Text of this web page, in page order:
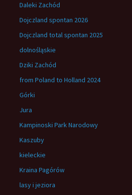
Daleki Zachód
Dojczland spontan 2026
Dojczland total spontan 2025
dolnośląskie
Dziki Zachód
from Poland to Holland 2024
Górki
Jura
Kampinoski Park Narodowy
Kaszuby
kieleckie
Kraina Pagórów
lasy i jeziora